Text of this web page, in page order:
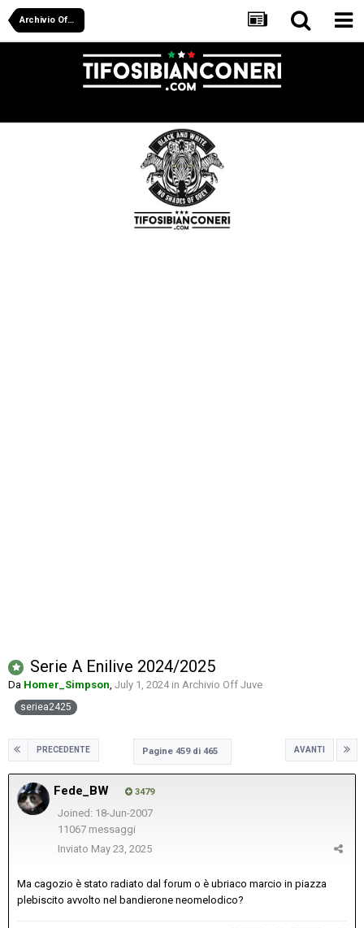
Archivio Off Juve
Serie A Enilive 2024/2025
Da Homer_Simpson, July 1, 2024in Archivio Off Juve
seriea2425
PRECEDENTE AVANTI
Pagine 459 di 465
Fede_BW 3479
Joined: 18-Jun-2007
11067 messaggi
Inviato May 23, 2025
Ma cagozio è stato radiato dal forum o è ubriaco marcio in piazza
plebiscito avvolto nel bandierone neomelodico?